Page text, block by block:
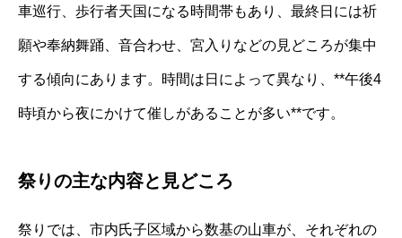
車巡行、歩行者天国になる時間帯もあり、最終日には祈
願や奉納舞踊、音合わせ、宮入りなどの見どころが集中
する傾向にあります。時間は日によって異なり、**午後4
時頃から夜にかけて催しがあることが多い**です。
祭りの主な内容と見どころ
祭りでは、市内氏子区域から数基の山車が、それぞれの